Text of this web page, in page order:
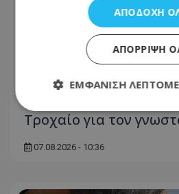
Τροχαίο για τον
07.08.2026 - 10:36
ΑΠΟΔΟΧΉ
ΑΠΌΡΡΙΨΗ
ΕΜΦΆΝΙΣΗ